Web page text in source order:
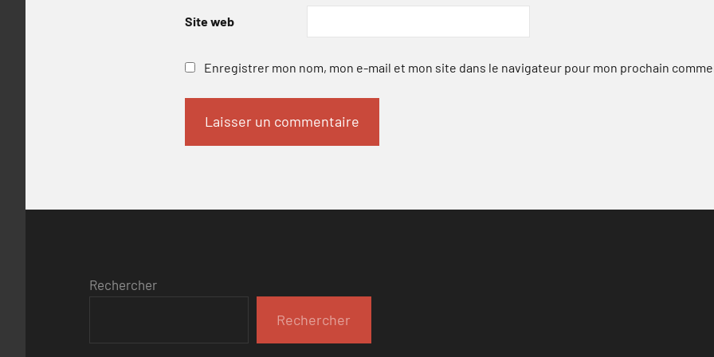
Site web
Enregistrer mon nom, mon e-mail et mon site dans le navigateur pour mon prochain
Rechercher
Rechercher